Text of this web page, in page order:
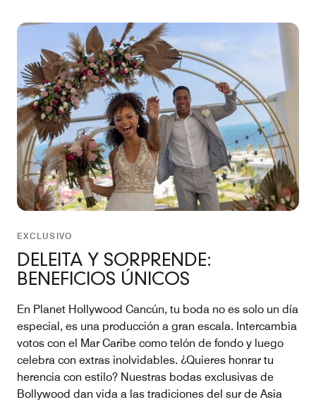
EXCLUSIVO
DELEITA Y SORPRENDE:
BENEFICIOS ÚNICOS
En Planet Hollywood Cancún, tu boda no es solo un día
especial, es una producción a gran escala. Intercambia
votos con el Mar Caribe como telón de fondo y luego
celebra con extras inolvidables. ¿Quieres honrar tu
herencia con estilo? Nuestras bodas exclusivas de
Bollywood dan vida a las tradiciones del sur de Asia